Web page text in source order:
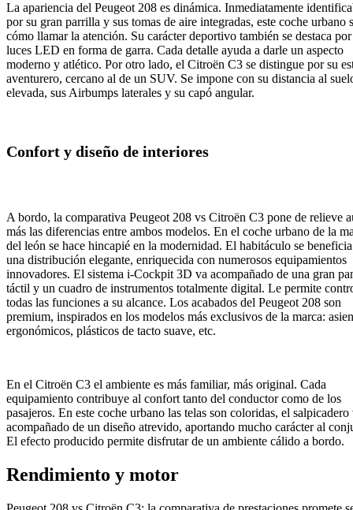
La apariencia del Peugeot 208 es dinámica. Inmediatamente
por su gran parrilla y sus tomas de aire integradas, este coche urbano
cómo llamar la atención. Su carácter deportivo también se destaca por
luces LED en forma de garra. Cada detalle ayuda a darle un aspecto
moderno y atlético. Por otro lado, el Citroën C3 se distingue por su
aventurero, cercano al de un SUV. Se impone con su distancia al
elevada, sus Airbumps laterales y su capó angular.
Confort y diseño de interiores
A bordo, la comparativa Peugeot 208 vs Citroën C3 pone de relieve
más las diferencias entre ambos modelos. En el coche urbano de la
del león se hace hincapié en la modernidad. El habitáculo se
una distribución elegante, enriquecida con numerosos equipamientos
innovadores. El sistema i-Cockpit 3D va acompañado de una gran
táctil y un cuadro de instrumentos totalmente digital. Le permite
todas las funciones a su alcance. Los acabados del Peugeot 208 son
premium, inspirados en los modelos más exclusivos de la marca:
ergonómicos, plásticos de tacto suave, etc.
En el Citroën C3 el ambiente es más familiar, más original. Cada
equipamiento contribuye al confort tanto del conductor como de los
pasajeros. En este coche urbano las telas son coloridas, el salpicadero
acompañado de un diseño atrevido, aportando mucho carácter al
El efecto producido permite disfrutar de un ambiente cálido a bordo.
Rendimiento y motor